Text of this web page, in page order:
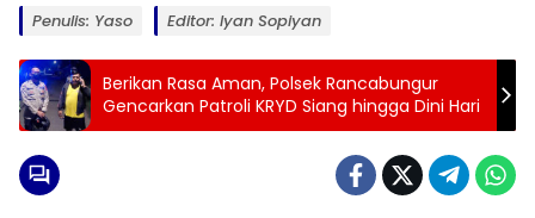
Penulis: Yaso Editor: Iyan Sopiyan
Berikan Rasa Aman, Polsek Rancabungur
Gencarkan Patroli KRYD Siang hingga Dini Hari